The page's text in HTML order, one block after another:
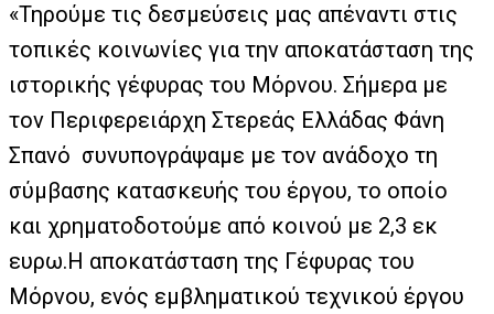
«Τηρούμε τις δεσμεύσεις μας απέναντι στις
τοπικές κοινωνίες για την αποκατάσταση της
ιστορικής γέφυρας του Μόρνου. Σήμερα με
τον Περιφερειάρχη Στερεάς Ελλάδας Φάνη
Σπανό συνυπογράψαμε με τον ανάδοχο τη
σύμβασης κατασκευής του έργου, το οποίο
και χρηματοδοτούμε από κοινού με 2,3 εκ
ευρω.Η αποκατάσταση της Γέφυρας του
Μόρνου, ενός εμβληματικού τεχνικού έργου